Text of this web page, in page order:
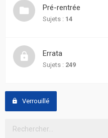
actifs
Recherche
avancée
FAQ
Pré-rentrée
Sujets : 14
Errata
Sujets : 249
Verrouillé